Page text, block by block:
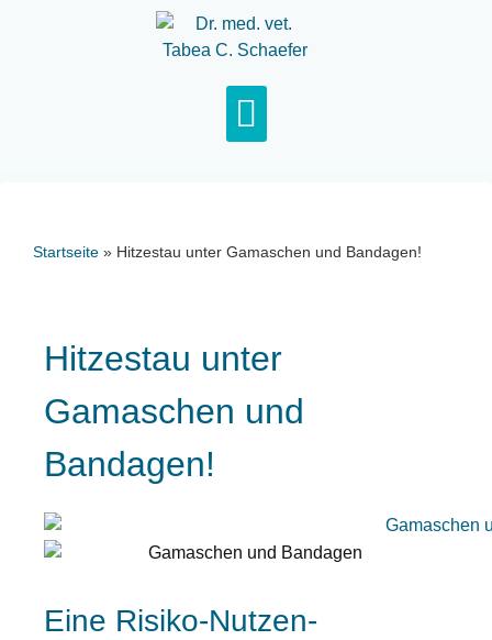
Startseite » Hitzestau unter Gamaschen und Bandagen!
Hitzestau unter
Gamaschen und
Bandagen!
Eine Risiko-Nutzen-